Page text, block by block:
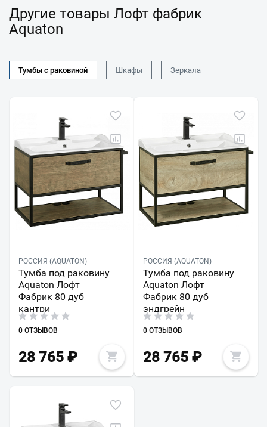
Другие товары Лофт фабрик
Aquaton
Тумбы с раковиной Шкафы Зеркала
РОССИЯ (AQUATON)
Тумба под раковину
Aquaton Лофт
Фабрик 80 дуб
кантри
0 ОТЗЫВОВ
28 765 ₽
РОССИЯ (AQUATON)
Тумба под раковину
Aquaton Лофт
Фабрик 80 дуб
эндгрейн
0 ОТЗЫВОВ
28 765₽